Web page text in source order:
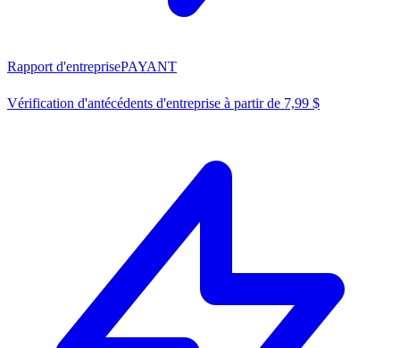
Rapport d'entreprisePAYANT
Vérification d'antécédents d'entreprise à partir de 7,99 $